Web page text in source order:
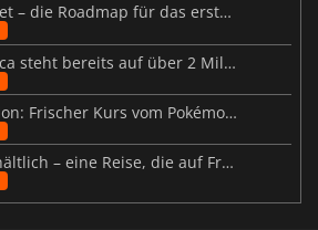
MARVEL Tōkon startet – die Roadmap für das erste Jahr wurde vorgestellt
Resident Evil Veronica steht bereits auf über 2 Millionen Wunschlisten
Beast of Reincarnation: Frischer Kurs vom Pokémon-Studio
Big Walk ist jetzt erhältlich – eine Reise, die auf Freundschaft basiert